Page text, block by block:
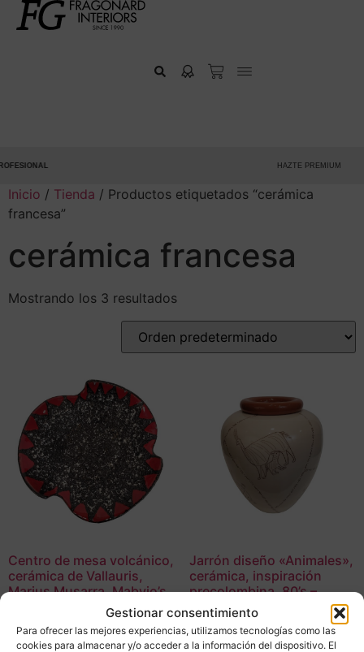
Gestionar consentimiento
Para ofrecer las mejores experiencias, utilizamos tecnologías como las
cookies para almacenar y/o acceder a la información del dispositivo. El
HAZTE PREMIUM
Inicio / Tienda / Productos etiquetados “cerámica
francesa”
cerámica francesa
Mostrando los 3 resultados
Centro de mesa volcánico,
cerámica de Vallauris,
Marius Musarra, Mabyjo’s,
285,00€
Jarrón diseño «Animales»,
cerámica, inspiración
precolombina, 80’s –
Francia
390,00€